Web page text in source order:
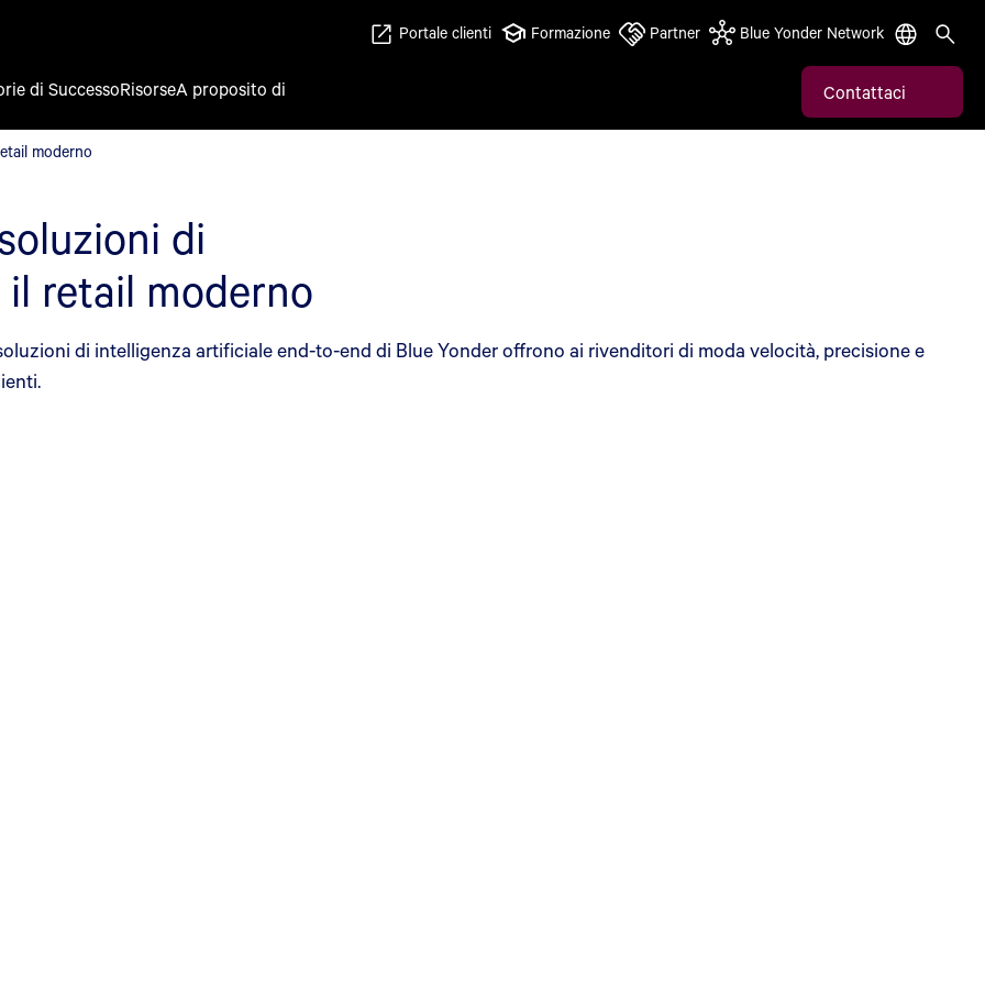
moderno
Portale clienti Formazione Partner Blue Yonder Network
di SuccessoRisorseA proposito di Contattaci
moderno
di
retail moderno
di intelligenza artificiale end-to-end di Blue Yonder offrono ai rivenditori di moda velocità, precisione e